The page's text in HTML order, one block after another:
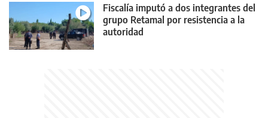
Fiscalía imputó a dos integrantes del
grupo Retamal por resistencia a la
autoridad